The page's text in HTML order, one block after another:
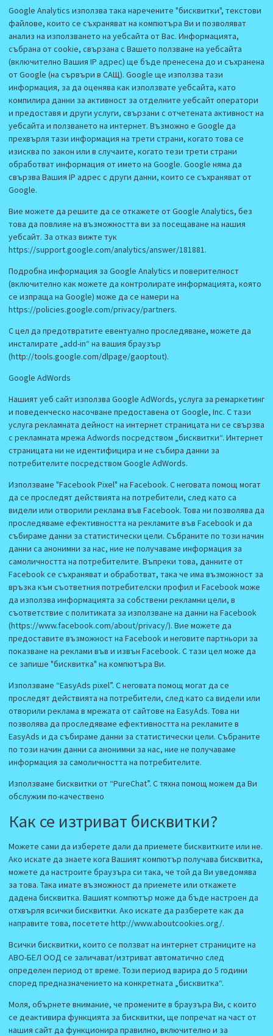
Google Analytics използва така наречените "бисквитки", текстови
файлове, които се съхраняват на компютъра Ви и позволяват
анализ на използването на уебсайта от Вас. Информацията,
събрана от cookie, свързана с Вашето ползване на уебсайта
(включително Вашия IP адрес) ще бъде пренесена до и съхранена
от Google (на сървъри в САЩ). Google ще използва тази
информация, за да оценява как използвате уебсайта, като
компилира данни за активност за отделните уебсайт оператори
и предоставя и други услуги, свързани с отчетената активност на
уебсайта и ползването на интернет. Възможно е Google да
прехвърля тази информация на трети страни, когато това се
изисква по закон или в случаите, когато тези трети страни
обработват информация от името на Google. Google няма да
свързва Вашия IP адрес с други данни, които се съхраняват от
Google.
Вие можете да решите да се откажете от Google Analytics, без
това да повлияе на възможността ви за посещаване на нашия
уебсайт. За отказ вижте тук
https://support.google.com/analytics/answer/181881.
Подробна информация за Google Analytics и поверителност
(включително как можете да контролирате информацията, която
се изпраща на Google) може да се намери на
https://policies.google.com/privacy/partners.
С цел да предотвратите евентуално проследяване, можете да
инсталирате „add-in“ на вашия браузър
(http://tools.google.com/dlpage/gaoptout).
Google AdWords
Нашият уеб сайт използва Google AdWords, услуга за ремаркетинг
и поведенческо насочване предоставена от Google, Inc. С тази
услуга рекламната дейност на интернет страницата ни се свързва
с рекламната мрежа Adwords посредством „бисквитки“. Интернет
страницата ни не идентифицира и не събира данни за
потребителите посредством Google AdWords.
Използваме "Facebook Pixel" на Facebook. С неговата помощ могат
да се проследят действията на потребители, след като са
видели или отворили реклама във Facebook. Това ни позволява да
проследяваме ефективността на рекламите във Facebook и да
събираме данни за статистически цели. Събраните по този начин
данни са анонимни за нас, ние не получаваме информация за
самоличността на потребителите. Въпреки това, данните от
Facebook се съхраняват и обработват, така че има възможност за
връзка към съответния потребителски профил и Facebook може
да използва информацията за собствени рекламни цели, в
съответствие с политиката за използване на данни на Facebook
(https://www.facebook.com/about/privacy/). Вие можете да
предоставите възможност на Facebook и неговите партньори за
показване на реклами във и извън Facebook. С тази цел може да
се запише "бисквитка" на компютъра Ви.
Използваме “EasyAds pixel”. С неговата помощ могат да се
проследят действията на потребители, след като са видели или
отворили реклама в мрежата от сайтове на EasyAds. Това ни
позволява да проследяваме ефективността на рекламите в
EasyAds и да събираме данни за статистически цели. Събраните
по този начин данни са анонимни за нас, ние не получаваме
информация за самоличността на потребителите.
Използваме бисквитки от “PureChat”. С тяхна помощ можем да Ви
обслужим по-качествено
Как се изтриват бисквитки?
Можете сами да изберете дали да приемете бисквитките или не.
Ако искате да знаете кога Вашият компютър получава бисквитка,
можете да настроите браузъра си така, че той да Ви уведомява
за това. Така имате възможност да приемете или откажете
дадена бисквитка. Вашият компютър може да бъде настроен да
отхвърля всички бисквитки. Ако искате да разберете как да
направите това, посетете http://www.aboutcookies.org/.
Всички бисквитки, които се ползват на интернет страниците на
АВО-БЕЛ ООД се заличават/изтриват автоматично след
определен период от време. Този период варира до 5 години
според предназначението на конкретната „бисквитка“.
Моля, обърнете внимание, че промените в браузъра Ви, с които
се деактивира функцията за бисквитки, ще попречат на част от
нашия сайт да функционира правилно, включително и за